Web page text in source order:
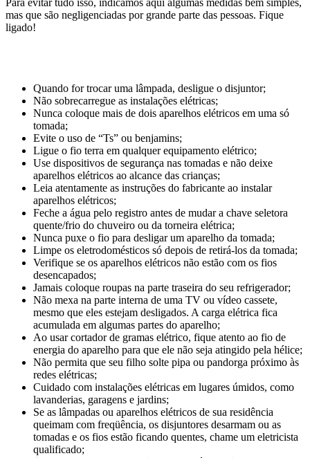
Para evitar tudo isso, indicamos aqui algumas medidas bem simples,
mas que são negligenciadas por grande parte das pessoas. Fique
ligado!
Quando for trocar uma lâmpada, desligue o disjuntor;
Não sobrecarregue as instalações elétricas;
Nunca coloque mais de dois aparelhos elétricos em uma só
tomada;
Evite o uso de “Ts” ou benjamins;
Ligue o fio terra em qualquer equipamento elétrico;
Use dispositivos de segurança nas tomadas e não deixe
aparelhos elétricos ao alcance das crianças;
Leia atentamente as instruções do fabricante ao instalar
aparelhos elétricos;
Feche a água pelo registro antes de mudar a chave seletora
quente/frio do chuveiro ou da torneira elétrica;
Nunca puxe o fio para desligar um aparelho da tomada;
Limpe os eletrodomésticos só depois de retirá-los da tomada;
Verifique se os aparelhos elétricos não estão com os fios
desencapados;
Jamais coloque roupas na parte traseira do seu refrigerador;
Não mexa na parte interna de uma TV ou vídeo cassete,
mesmo que eles estejam desligados. A carga elétrica fica
acumulada em algumas partes do aparelho;
Ao usar cortador de gramas elétrico, fique atento ao fio de
energia do aparelho para que ele não seja atingido pela hélice;
Não permita que seu filho solte pipa ou pandorga próximo às
redes elétricas;
Cuidado com instalações elétricas em lugares úmidos, como
lavanderias, garagens e jardins;
Se as lâmpadas ou aparelhos elétricos de sua residência
queimam com freqüência, os disjuntores desarmam ou as
tomadas e os fios estão ficando quentes, chame um eletricista
qualificado;